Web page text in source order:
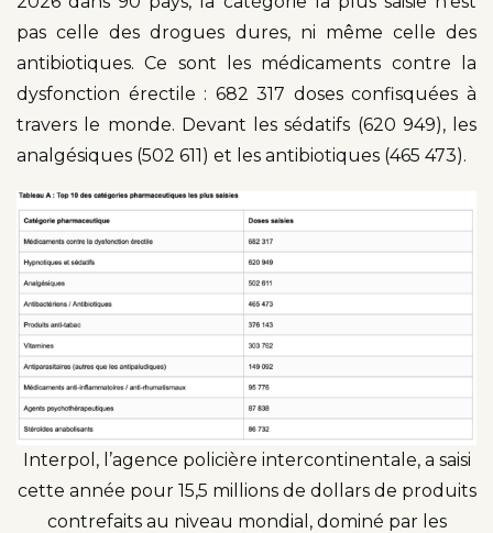
pas celle des drogues dures, ni même celle des
antibiotiques. Ce sont les médicaments contre la
dysfonction érectile : 682 317 doses confisquées à
travers le monde. Devant les sédatifs (620 949), les
analgésiques (502 611) et les antibiotiques (465 473).
Interpol, l’agence policière intercontinentale, a saisi
cette année pour 15,5 millions de dollars de produits
contrefaits au niveau mondial, dominé par les